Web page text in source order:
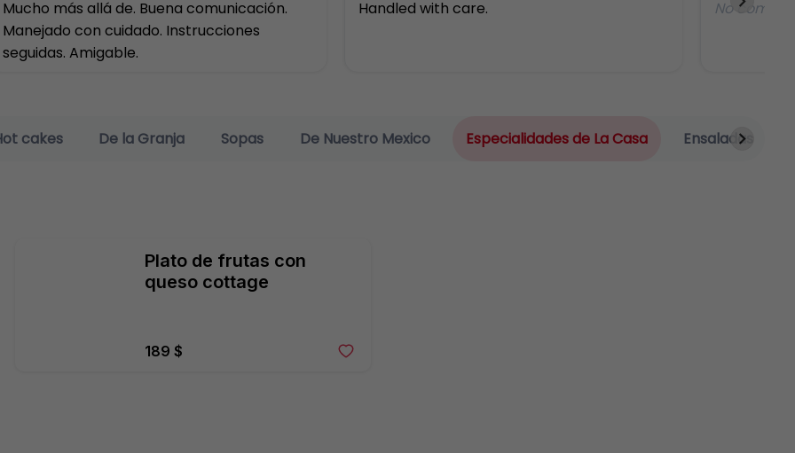
Mucho más allá de. Buena comunicación.
Manejado con cuidado. Instrucciones
seguidas. Amigable.
Handled with care.
No
cakes De la Granja Sopas De Nuestro Mexico Especialidades de La Casa Ensaladas
Plato de frutas con
queso cottage
189 $